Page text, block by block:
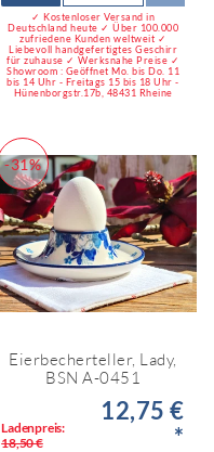
✓ Kostenloser Versand in
Deutschland heute ✓ Über 100.000
zufriedene Kunden weltweit ✓
Liebevoll handgefertigtes Geschirr
für zuhause ✓ Werksnahe Preise ✓
Showroom : Geöffnet Mo. bis Do. 11
bis 14 Uhr - Freitags 15 bis 18 Uhr -
Hünenborgstr.17b, 48431 Rheine
-31%
Eierbecherteller, Lady,
BSN A-0451
Ladenpreis:
18,50 €
12,75 €
*